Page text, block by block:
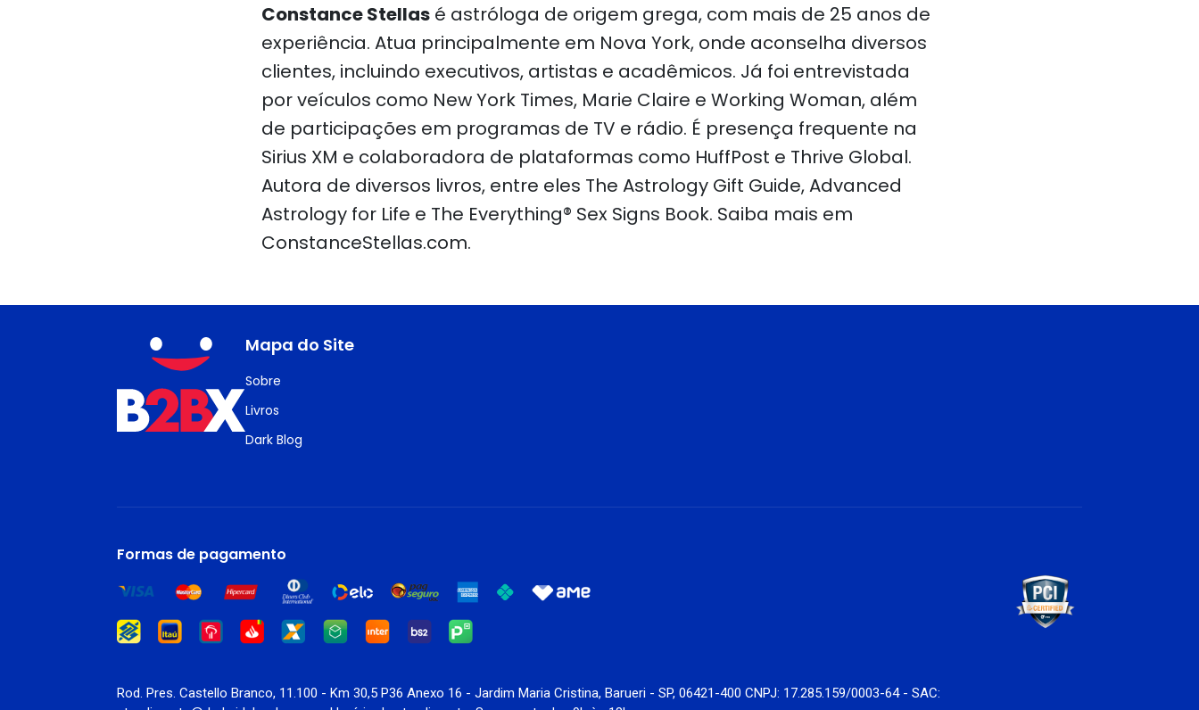
Constance Stellas é astróloga de origem grega, com mais de 25 anos de
experiência. Atua principalmente em Nova York, onde aconselha diversos
clientes, incluindo executivos, artistas e acadêmicos. Já foi entrevistada
por veículos como New York Times, Marie Claire e Working Woman, além
de participações em programas de TV e rádio. É presença frequente na
Sirius XM e colaboradora de plataformas como HuffPost e Thrive Global.
Autora de diversos livros, entre eles The Astrology Gift Guide, Advanced
Astrology for Life e The Everything® Sex Signs Book. Saiba mais em
ConstanceStellas.com.
Mapa do Site
Sobre
Livros
Dark Blog
Formas de pagamento
Rod. Pres. Castello Branco, 11.100 - Km 30,5 P36 Anexo 16 - Jardim Maria Cristina, Barueri - SP, 06421-400 CNPJ: 17.285.159/0003-64 - SAC: